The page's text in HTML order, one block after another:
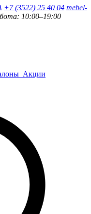
+7 (3522) 25 40 04 mebel-
10:00–19:00
Акции